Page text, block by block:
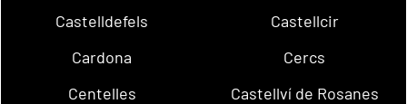
Castelldefels
Castellcir
Cardona
Cercs
Centelles
Castellví de Rosanes